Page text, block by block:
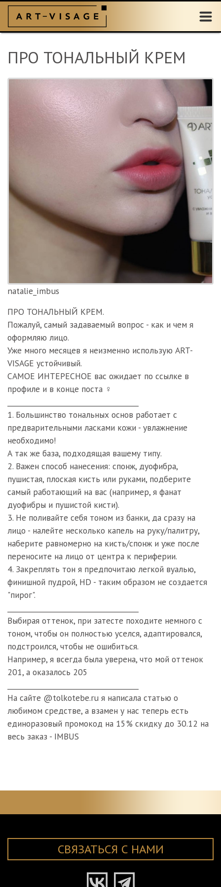
ПРО ТОНАЛЬНЫЙ КРЕМ
natalie_imbus
ПРО ТОНАЛЬНЫЙ КРЕМ.
Пожалуй, самый задаваемый вопрос - как и чем я
оформляю лицо.
Уже много месяцев я неизменно использую ART-
VISAGE устойчивый.
САМОЕ ИНТЕРЕСНОЕ вас ожидает по ссылке в
профиле и в конце поста ♀️
1. Большинство тональных основ работает с
предварительными ласками кожи - увлажнение
необходимо!
А так же база, подходящая вашему типу.
2. Важен способ нанесения: спонж, дуофибра,
пушистая, плоская кисть или руками, подберите
самый работающий на вас (например, я фанат
дуофибры и пушистой кисти).
3. Не поливайте себя тоном из банки, да сразу на
лицо - налейте несколько капель на руку/палитру,
наберите равномерно на кисть/спонж и уже после
переносите на лицо от центра к периферии.
4. Закреплять тон я предпочитаю легкой вуалью,
финишной пудрой, HD - таким образом не создается
"пирог".
Выбирая оттенок, при затесте походите немного с
тоном, чтобы он полностью уселся, адаптировался,
подстроился, чтобы не ошибиться.
Например, я всегда была уверена, что мой оттенок
201, а оказалось 205
На сайте @tolkotebe.ru я написала статью о
любимом средстве, а взамен у нас теперь есть
единоразовый промокод на 15% скидку до 30.12 на
весь заказ - IMBUS
СВЯЗАТЬСЯ С НАМИ